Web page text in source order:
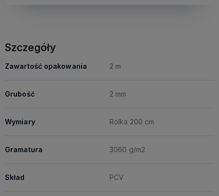
Szczegóły
Zawartość opakowania 2 m
Grubość 2 mm
Wymiary Rolka 200 cm
Gramatura 3060 g/m2
Skład PCV